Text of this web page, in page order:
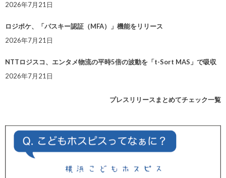
2026年7月21日
ロジポケ、「パスキー認証（MFA）」機能をリリース
2026年7月21日
NTTロジスコ、エンタメ物流の平時5倍の波動を「t-Sort MAS」で吸収
2026年7月21日
プレスリリースまとめてチェック一覧